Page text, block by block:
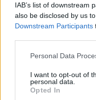
IAB’s list of downstream
also be disclosed by us
Downstream Participants
Please note that this
not limited to your visit
grant or deny consent to
use your data for below
Personal Data
I want to opt-out of
personal data.
Opted In
Continua a
SERVIZI PER LE AZIENDE